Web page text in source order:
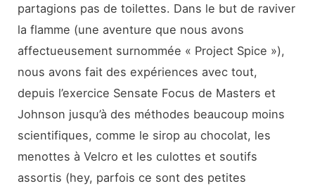
partagions pas de toilettes. Dans le but de raviver
la flamme (une aventure que nous avons
affectueusement surnommée « Project Spice »),
nous avons fait des expériences avec tout,
depuis l’exercice Sensate Focus de Masters et
Johnson jusqu’à des méthodes beaucoup moins
scientifiques, comme le sirop au chocolat, les
menottes à Velcro et les culottes et soutifs
assortis (hey, parfois ce sont des petites